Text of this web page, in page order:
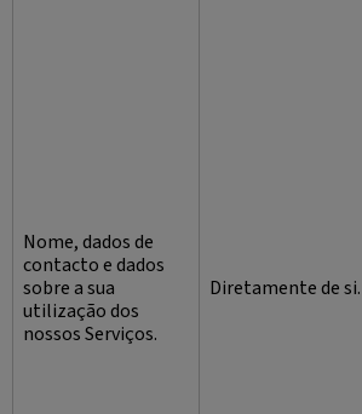
Nome, dados de
contacto e dados
sobre a sua
utilização dos
nossos Serviços.
Diretamente de si.